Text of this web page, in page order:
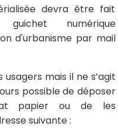
devra être fait
numérique
d'urbanisme par mail
mais il ne s’agit
possible de déposer
papier ou de les
suivante :